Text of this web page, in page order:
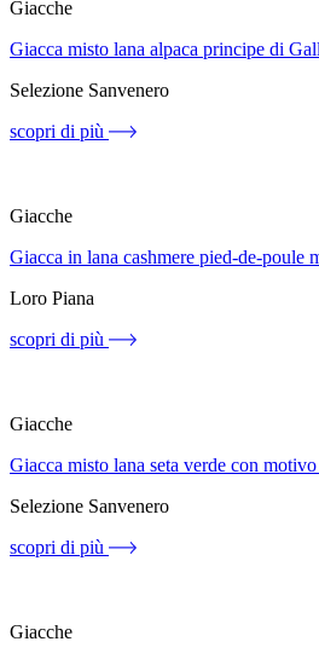
Giacche
Giacca misto lana alpaca principe di
Selezione Sanvenero
scopri di più
Giacche
Giacca in lana cashmere pied-de-poule
Loro Piana
scopri di più
Giacche
Giacca misto lana seta verde con
Selezione Sanvenero
scopri di più
Giacche